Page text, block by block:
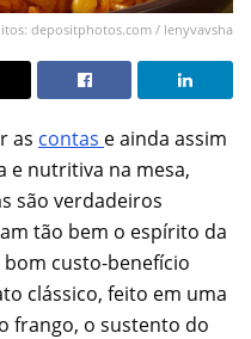
depositphotos.com / lenyvavsha
as contas e ainda assim
e nutritiva na mesa,
são verdadeiros
tão bem o espírito da
custo-benefício
clássico, feito em uma
frango, o sustento do